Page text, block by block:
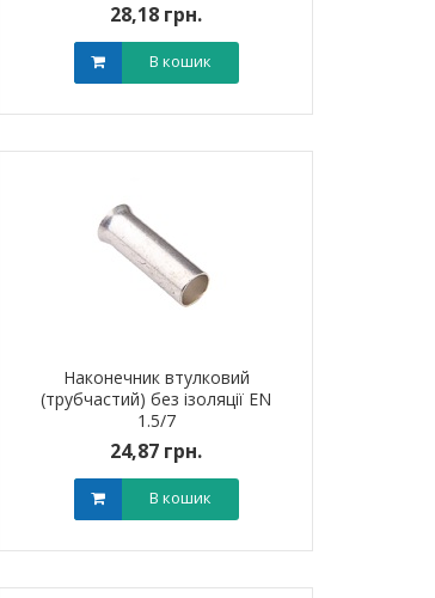
28,18 грн.
В кошик
Наконечник втулковий
(трубчастий) без ізоляції EN
1.5/7
24,87 грн.
В кошик